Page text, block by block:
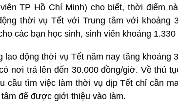
TP Hồ Chí Minh) cho biết, thời điểm
thời vụ Tết với Trung tâm với khoảng
các bạn học sinh, sinh viên khoảng 1.330
lao động thời vụ Tết năm nay tăng khoảng
nơi trả lên đến 30.000 đồng/giờ. Về thủ
cầu tìm việc làm thời vụ dịp Tết chỉ cần
để được giới thiệu vào làm.